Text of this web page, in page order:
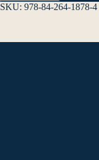
SKU: 978-84-264-1878-4